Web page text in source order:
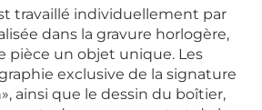
travaillé individuellement par
dans la gravure horlogère,
pièce un objet unique. Les
exclusive de la signature
ainsi que le dessin du boîtier,